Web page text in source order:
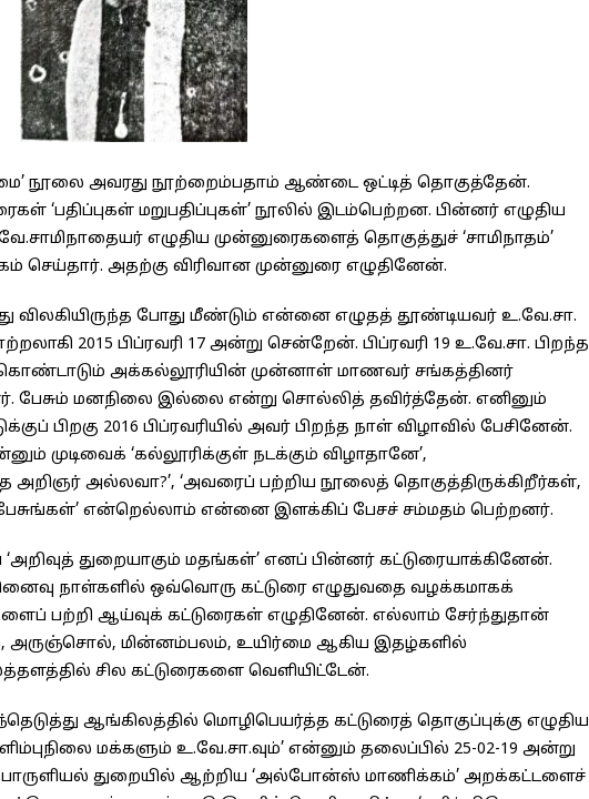
நூலை அவரது நூற்றைம்பதாம் ஆண்டை ஒட்டித் தொகுத்தேன்.
‘பதிப்புகள் மறுபதிப்புகள்’ நூலில் இடம்பெற்றன. பின்னர் எழுதிய
எழுதிய முன்னுரைகளைத் தொகுத்துச் ‘சாமிநாதம்’
அதற்கு விரிவான முன்னுரை எழுதினேன்.
விலகியிருந்த போது மீண்டும் என்னை எழுதத் தூண்டியவர் உ.வே.சா.
2015 பிப்ரவரி 17 அன்று சென்றேன். பிப்ரவரி 19 உ.வே.சா. பிறந்த
அக்கல்லூரியின் முன்னாள் மாணவர் சங்கத்தினர்
மனநிலை இல்லை என்று சொல்லித் தவிர்த்தேன். எனினும்
பிறகு 2016 பிப்ரவரியில் அவர் பிறந்த நாள் விழாவில் பேசினேன்.
முடிவைக் ‘கல்லூரிக்குள் நடக்கும் விழாதானே’,
அறிஞர் அல்லவா?’, ‘அவரைப் பற்றிய நூலைத் தொகுத்திருக்கிறீர்கள்,
என்றெல்லாம் என்னை இளக்கிப் பேசச் சம்மதம் பெற்றனர்.
துறையாகும் மதங்கள்’ எனப் பின்னர் கட்டுரையாக்கினேன்.
நாள்களில் ஒவ்வொரு கட்டுரை எழுதுவதை வழக்கமாகக்
பற்றி ஆய்வுக் கட்டுரைகள் எழுதினேன். எல்லாம் சேர்ந்துதான்
அருஞ்சொல், மின்னம்பலம், உயிர்மை ஆகிய இதழ்களில்
சில கட்டுரைகளை வெளியிட்டேன்.
ஆங்கிலத்தில் மொழிபெயர்த்த கட்டுரைத் தொகுப்புக்கு எழுதிய
மக்களும் உ.வே.சா.வும்’ என்னும் தலைப்பில் 25-02-19 அன்று
துறையில் ஆற்றிய ‘அல்போன்ஸ் மாணிக்கம்’ அறக்கட்டளைச்